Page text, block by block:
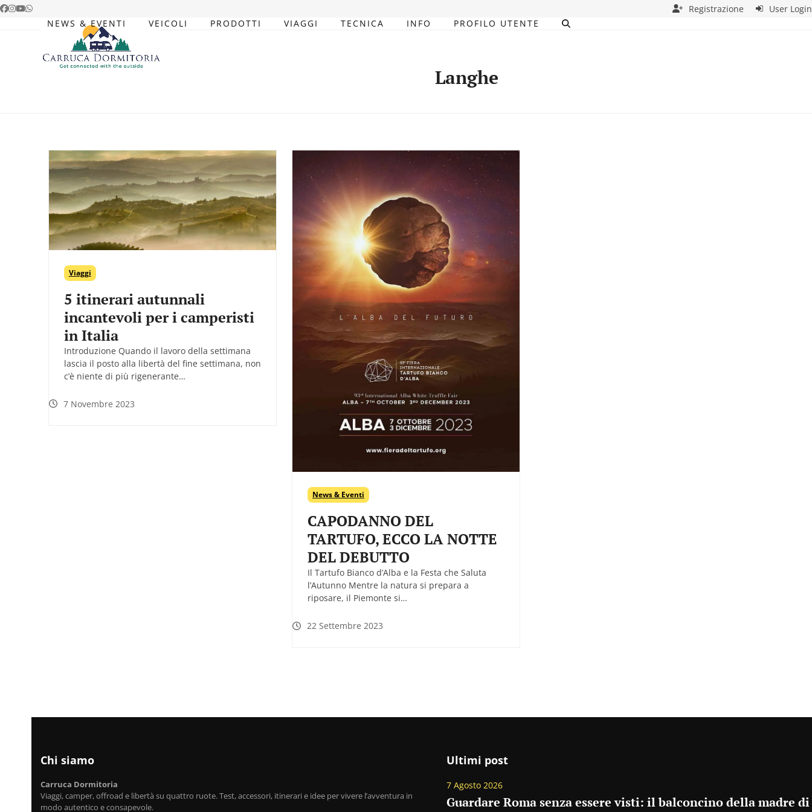
Skip
Facebook
Instagram
YouTube
Whatsapp Registrazione
User Login
NEWS & EVENTI
VEICOLI PRODOTTI VIAGGI TECNICA INFO PROFILO UTENTE
Langhe
Viaggi
5 itinerari autunnali
incantevoli per i camperisti
in Italia
Introduzione Quando il lavoro della settimana
lascia il posto alla libertà del fine settimana, non
c’è niente di più rigenerante…
7 Novembre 2023
News & Eventi
CAPODANNO DEL
TARTUFO, ECCO LA NOTTE
DEL DEBUTTO
Il Tartufo Bianco d’Alba e la Festa che Saluta
l’Autunno Mentre la natura si prepara a
riposare, il Piemonte si…
22 Settembre 2023
Chi siamo
Carruca Dormitoria
Viaggi, camper, offroad e libertà su quattro ruote. Test, accessori, itinerari e idee per vivere l’avventura in
modo autentico e consapevole.
Ultimi post
7 Agosto 2026
Guardare Roma senza essere visti: il balconcino della madre di